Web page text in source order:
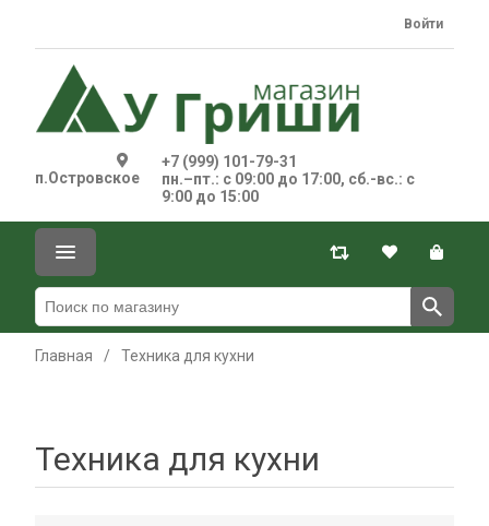
п.Островское
+7 (999) 101-79-31
пн.–пт.: с 09:00 до 17:00, сб.-вс.: с
9:00 до 15:00
Войти
Главная / Техника для кухни
Техника для кухни